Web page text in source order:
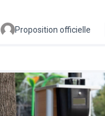
Proposition officielle